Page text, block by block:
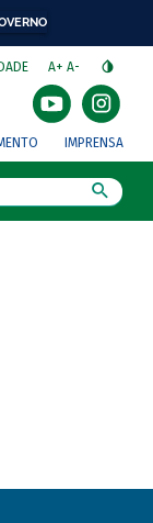
A+ A-
IMPRENSA